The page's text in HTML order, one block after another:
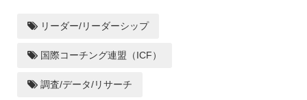
リーダー/リーダーシップ
国際コーチング連盟（ICF）
調査/データ/リサーチ